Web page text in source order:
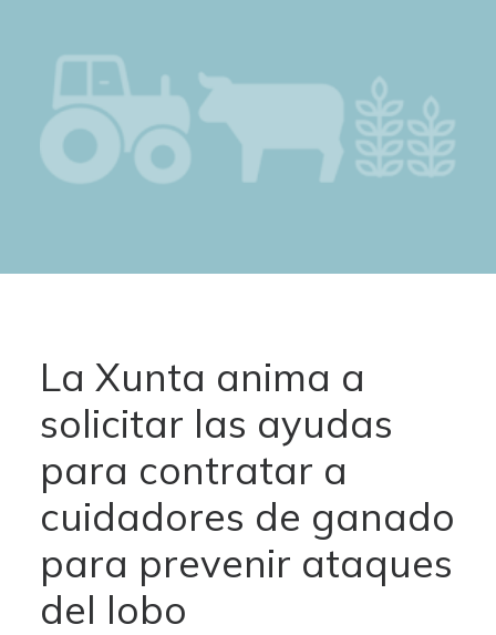
La Xunta anima a
solicitar las ayudas
para contratar a
cuidadores de ganado
para prevenir ataques
del lobo